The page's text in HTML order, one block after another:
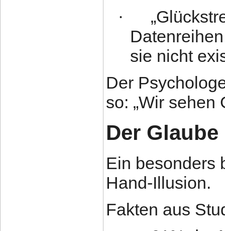
·
sie nicht
Der
so: „Wir sehen
Der
Ein besonders
Hand-Illusion.
Fakten aus